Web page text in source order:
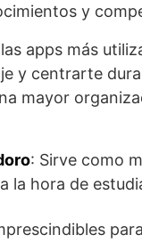
y
apps más
y centrarte
mayor
: Sirve como
la hora de